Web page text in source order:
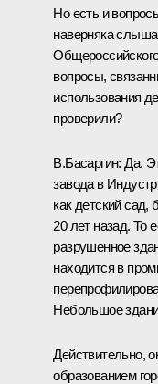
Но есть и
наверняка
вопросы,
использования
проверили?
В.Басаргин: Да.
завода в
как детский
20 лет назад. То
разрушенное
находится в
Небольшое
Действительно,
образованием